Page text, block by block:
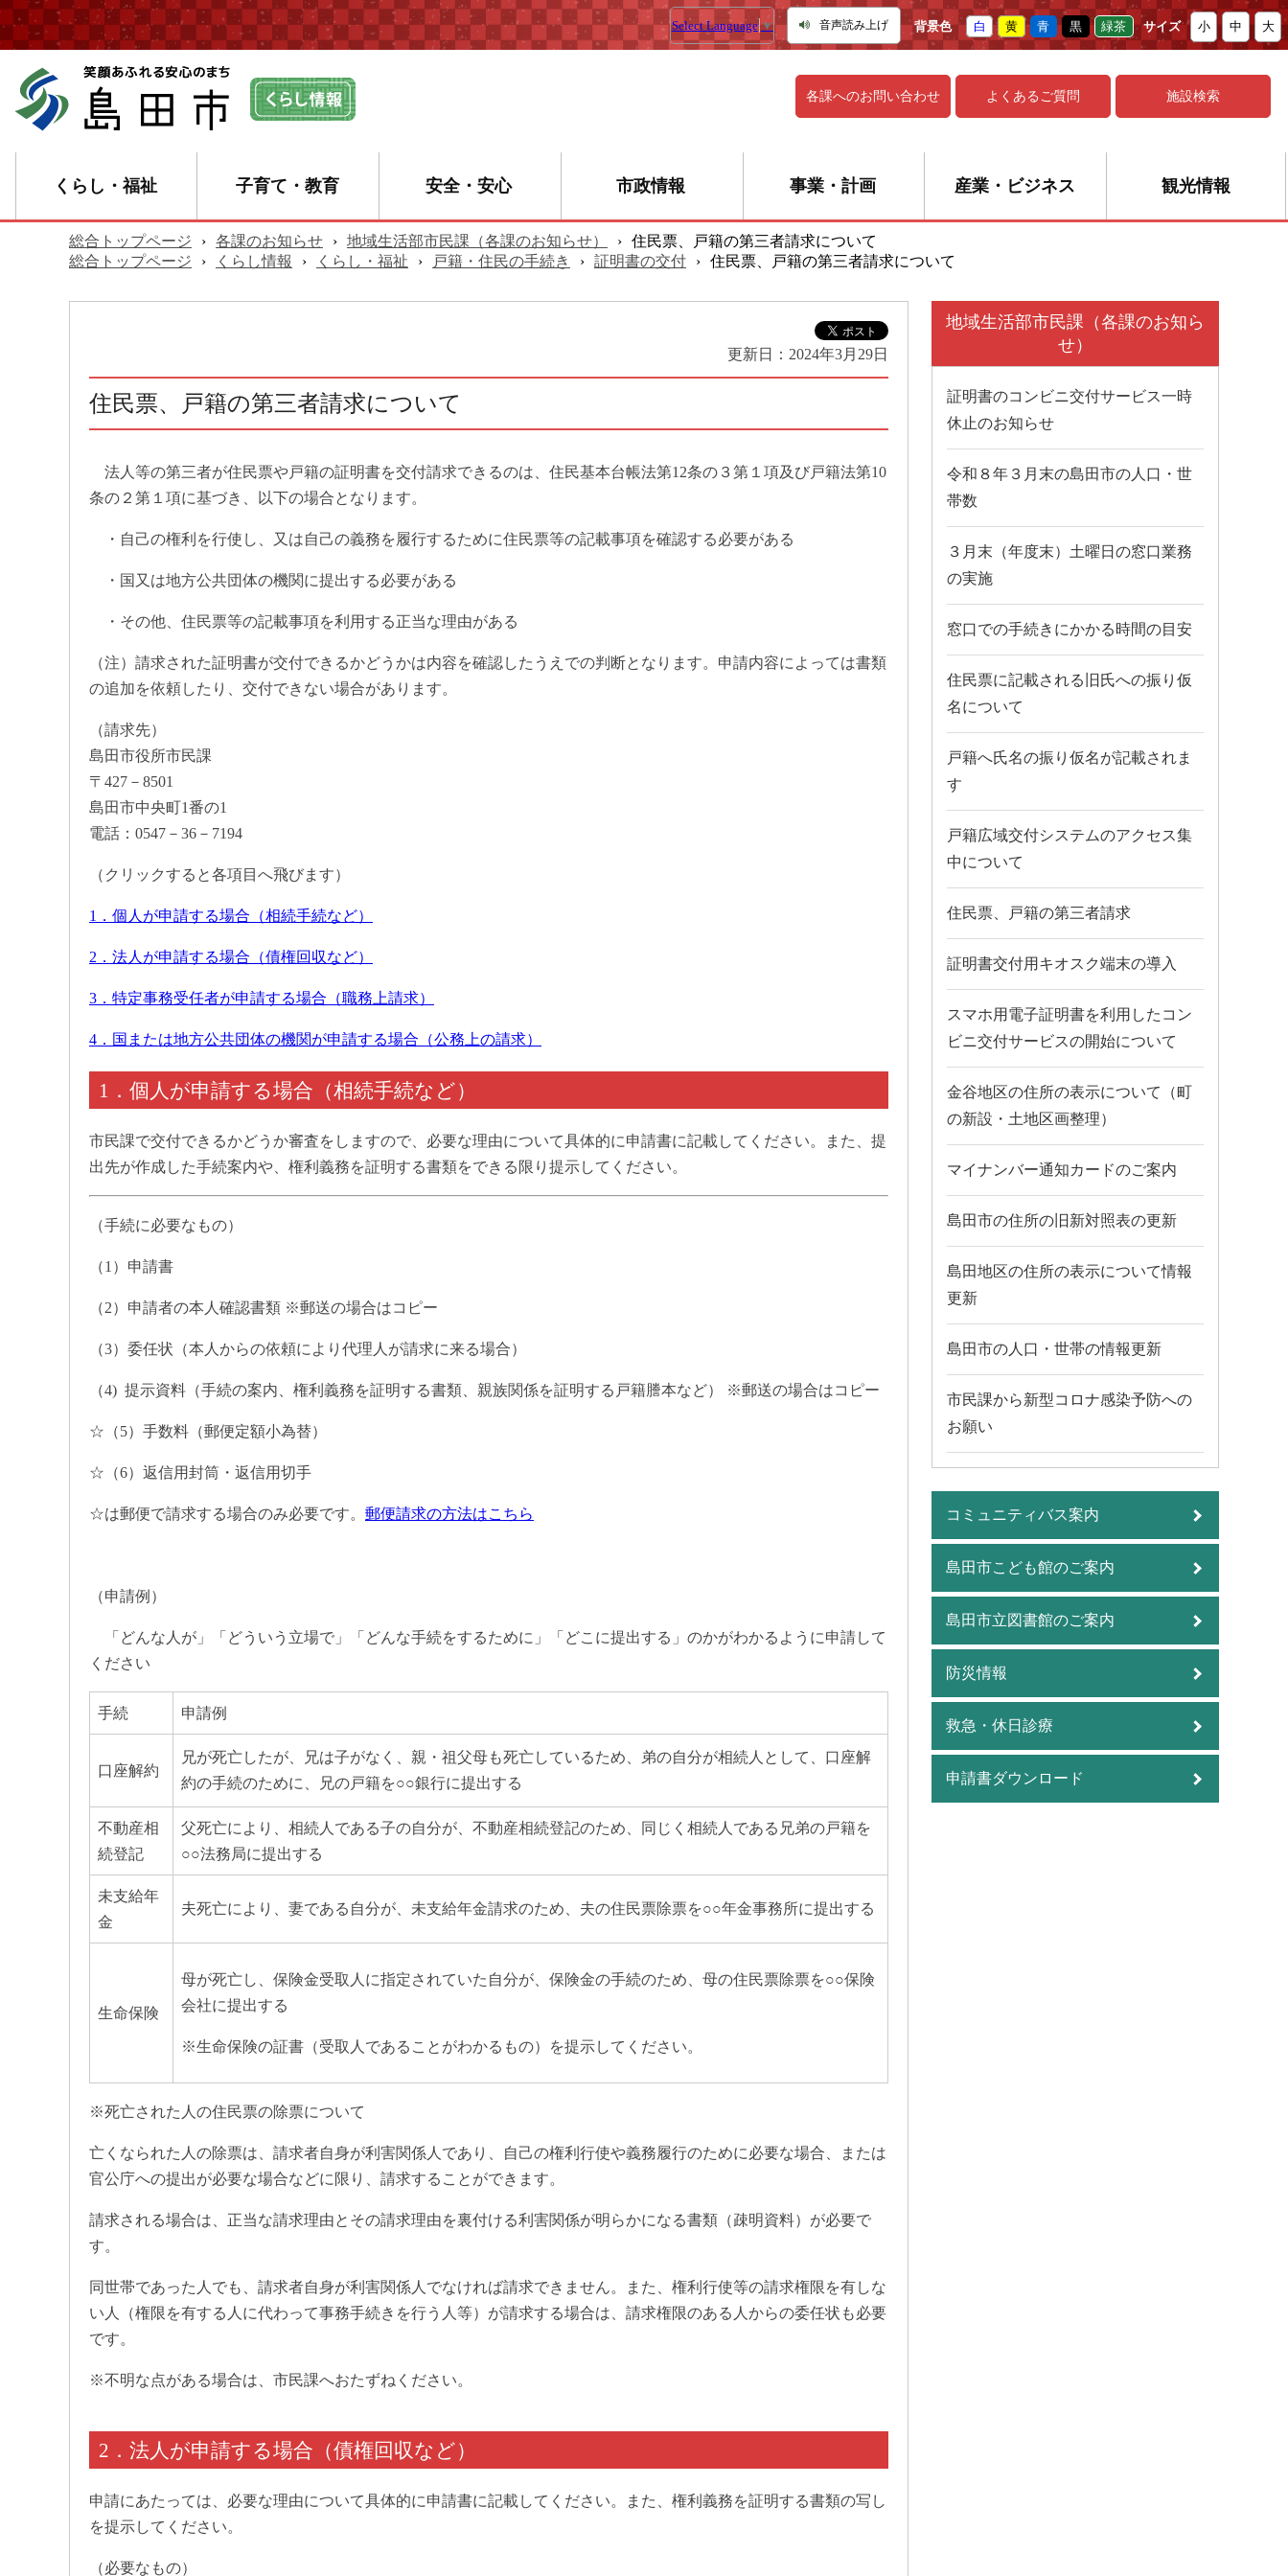
Select Language ▼ 音声読み上げ 背景色 白 黄 青 黒 緑茶 サイズ 小 中 大
各課へのお問い合わせ よくあるご質問 施設検索
くらし・福祉 子育て・教育 安全・安心 市政情報 事業・計画 産業・ビジネス 観光情報
総合トップページ › 各課のお知らせ › 地域生活部市民課（各課のお知らせ） › 住民票、戸籍の第三者請求について
総合トップページ
› くらし情報 › くらし・福祉 › 戸籍・住民の手続き › 証明書の交付 › 住民票、戸籍の第三者請求について
更新日： 2024年3月29日
住民票、戸籍の第三者請求について
法人等の第三者が住民票や戸籍の証明書を交付請求できるのは、住民基本台帳法第12条の３第１項及び戸籍法第10
条の２第１項に基づき、以下の場合となります。
・自己の権利を行使し、又は自己の義務を履行するために住民票等の記載事項を確認する必要がある
・国又は地方公共団体の機関に提出する必要がある
・その他、住民票等の記載事項を利用する正当な理由がある
（注）請求された証明書が交付できるかどうかは内容を確認したうえでの判断となります。申請内容によっては書類
の追加を依頼したり、交付できない場合があります。
（請求先）
島田市役所市民課
〒427－8501
島田市中央町1番の1
電話：0547－36－7194
（クリックすると各項目へ飛びます）
1．個人が申請する場合（相続手続など）
2．法人が申請する場合（債権回収など）
3．特定事務受任者が申請する場合（職務上請求）
4．国または地方公共団体の機関が申請する場合（公務上の請求）
1．個人が申請する場合（相続手続など）
市民課で交付できるかどうか審査をしますので、必要な理由について具体的に申請書に記載してください。また、提
出先が作成した手続案内や、権利義務を証明する書類をできる限り提示してください。
（手続に必要なもの）
（1）申請書
（2）申請者の本人確認書類 ※郵送の場合はコピー
（3）委任状（本人からの依頼により代理人が請求に来る場合）
（4) 提示資料（手続の案内、権利義務を証明する書類、親族関係を証明する戸籍謄本など） ※郵送の場合はコピー
☆（5）手数料（郵便定額小為替）
☆（6）返信用封筒・返信用切手
☆は郵便で請求する場合のみ必要です。 郵便請求の方法はこちら
（申請例）
「どんな人が」「どういう立場で」「どんな手続をするために」「どこに提出する」のかがわかるように申請して
ください
手続 申請例
口座解約
兄が死亡したが、兄は子がなく、親・祖父母も死亡しているため、弟の自分が相続人として、口座解
約の手続のために、兄の戸籍を○○銀行に提出する
不動産相
続登記
父死亡により、相続人である子の自分が、不動産相続登記のため、同じく相続人である兄弟の戸籍を
○○法務局に提出する
未支給年
金
夫死亡により、妻である自分が、未支給年金請求のため、夫の住民票除票を○○年金事務所に提出する
生命保険
母が死亡し、保険金受取人に指定されていた自分が、保険金の手続のため、母の住民票除票を○○保険
会社に提出する
※生命保険の証書（受取人であることがわかるもの）を提示してください。
※死亡された人の住民票の除票について
亡くなられた人の除票は、請求者自身が利害関係人であり、自己の権利行使や義務履行のために必要な場合、または
官公庁への提出が必要な場合などに限り、請求することができます。
請求される場合は、正当な請求理由とその請求理由を裏付ける利害関係が明らかになる書類（疎明資料）が必要で
す。
同世帯であった人でも、請求者自身が利害関係人でなければ請求できません。また、権利行使等の請求権限を有しな
い人（権限を有する人に代わって事務手続きを行う人等）が請求する場合は、請求権限のある人からの委任状も必要
です。
※不明な点がある場合は、市民課へおたずねください。
2．法人が申請する場合（債権回収など）
申請にあたっては、必要な理由について具体的に申請書に記載してください。また、権利義務を証明する書類の写し
を提示してください。
（必要なもの）
地域生活部市民課（各課のお知ら
せ）
証明書のコンビニ交付サービス一時
休止のお知らせ
令和８年３月末の島田市の人口・世
帯数
３月末（年度末）土曜日の窓口業務
の実施
窓口での手続きにかかる時間の目安
住民票に記載される旧氏への振り仮
名について
戸籍へ氏名の振り仮名が記載されま
す
戸籍広域交付システムのアクセス集
中について
住民票、戸籍の第三者請求
証明書交付用キオスク端末の導入
スマホ用電子証明書を利用したコン
ビニ交付サービスの開始について
金谷地区の住所の表示について（町
の新設・土地区画整理）
マイナンバー通知カードのご案内
島田市の住所の旧新対照表の更新
島田地区の住所の表示について情報
更新
島田市の人口・世帯の情報更新
市民課から新型コロナ感染予防への
お願い
コミュニティバス案内
島田市こども館のご案内
島田市立図書館のご案内
防災情報
救急・休日診療
申請書ダウンロード